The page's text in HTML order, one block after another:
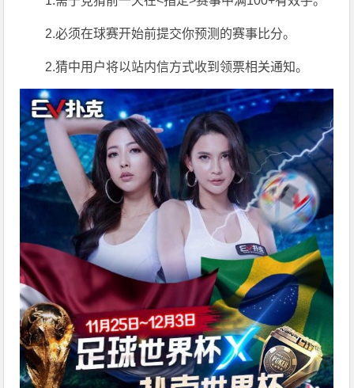
2.必须在球赛开始前提交你预测的赛事比分。
2.猜中用户将以站内信方式收到领票相关通知。